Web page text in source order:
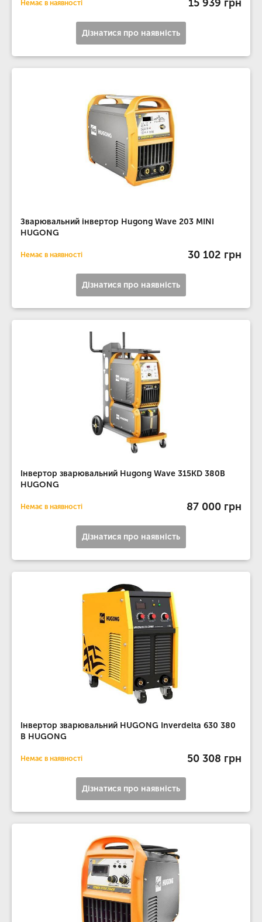
Немає в наявності 15 939 грн
Дізнатися про наявність
Зварювальний інвертор Hugong Wave 203 MINI
HUGONG
Немає в наявності 30 102 грн
Дізнатися про наявність
Інвертор зварювальний Hugong Wave 315KD 380В
HUGONG
Немає в наявності 87 000 грн
Дізнатися про наявність
Інвертор зварювальний HUGONG Inverdelta 630 380
В HUGONG
Немає в наявності 50 308 грн
Дізнатися про наявність